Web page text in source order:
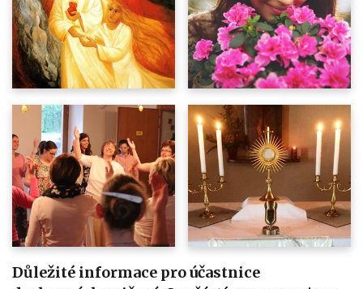
Důležité informace pro účastnice